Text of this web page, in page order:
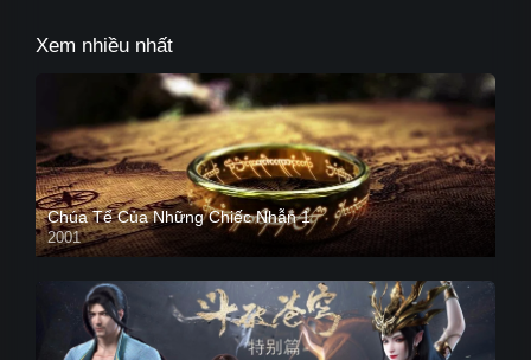
Xem nhiều nhất
Chúa Tể Của Những Chiếc Nhẫn 1
2001